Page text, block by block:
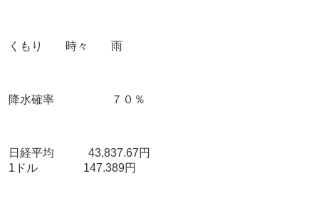
くもり 時々 雨
降水確率 ７０％
日経平均 43,837.67円
1ドル 147.389円